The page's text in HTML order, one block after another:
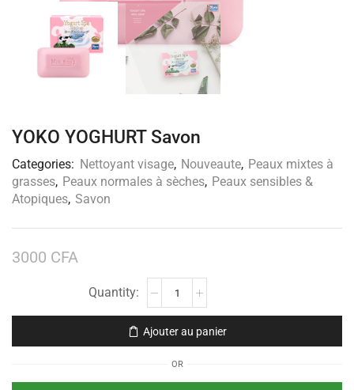
YOKO YOGHURT Savon
Categories: Nettoyant visage, Nouveaute, Peaux mixtes à
grasses, Peaux normales à sèches, Peaux sensibles &
Atopiques, Savon
3000 CFA
Ajouter au panier
OR